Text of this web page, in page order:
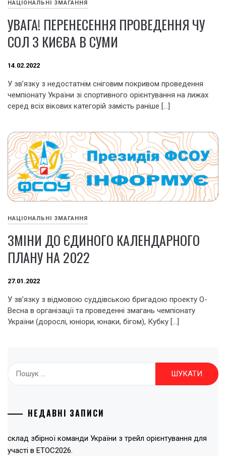
НАЦІОНАЛЬНІ ЗМАГАННЯ
УВАГА! ПЕРЕНЕСЕННЯ ПРОВЕДЕННЯ ЧУ
СОЛ З КИЄВА В СУМИ
14.02.2022
У зв’язку з недостатнім сніговим покривом проведення
чемпіонату України зі спортивного орієнтування на лижах
серед всіх вікових категорій замість раніше […]
НАЦІОНАЛЬНІ ЗМАГАННЯ
ЗМІНИ ДО ЄДИНОГО КАЛЕНДАРНОГО
ПЛАНУ НА 2022
27.01.2022
У зв’язку з відмовою суддівською бригадою проекту О-
Весна в організації та проведенні змагань чемпіонату
України (дорослі, юніори, юнаки, бігом), Кубку […]
НЕДАВНІ ЗАПИСИ
склад збірної команди України з трейл орієнтування для
участі в ЕТОС2026.